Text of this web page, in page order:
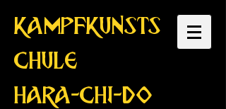
KAMPFKUNSTS
CHULE
HARA-CHI-DO